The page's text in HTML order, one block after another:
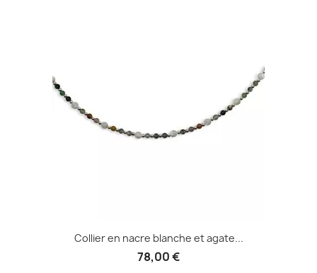
Collier en nacre blanche et agate...
78,00 €